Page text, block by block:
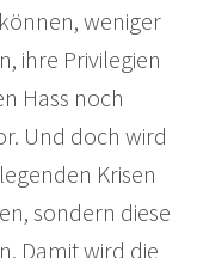
weniger
ihre Privilegien
Hass noch
Und doch wird
Krisen
sondern diese
Damit wird die